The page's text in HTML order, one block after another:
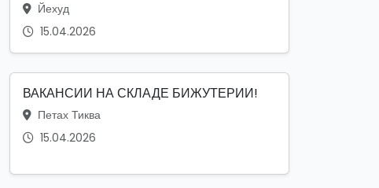
Йехуд
15.04.2026
ВАКАНСИИ НА СКЛАДЕ БИЖУТЕРИИ!
Петах Тиква
15.04.2026